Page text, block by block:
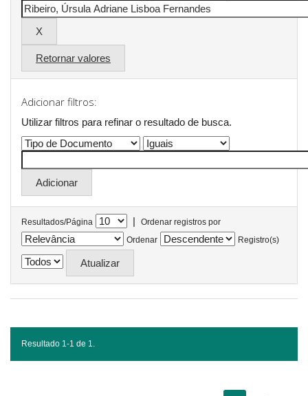
Retornar valores
Adicionar filtros:
Utilizar filtros para refinar o resultado de busca.
Resultados/Página |
Ordenar registros por
Ordenar
Registro(s)
Resultado 1-1 de 1.